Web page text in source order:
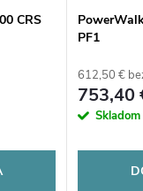
CRS
PF1
612,50 €
753,40
Skladom